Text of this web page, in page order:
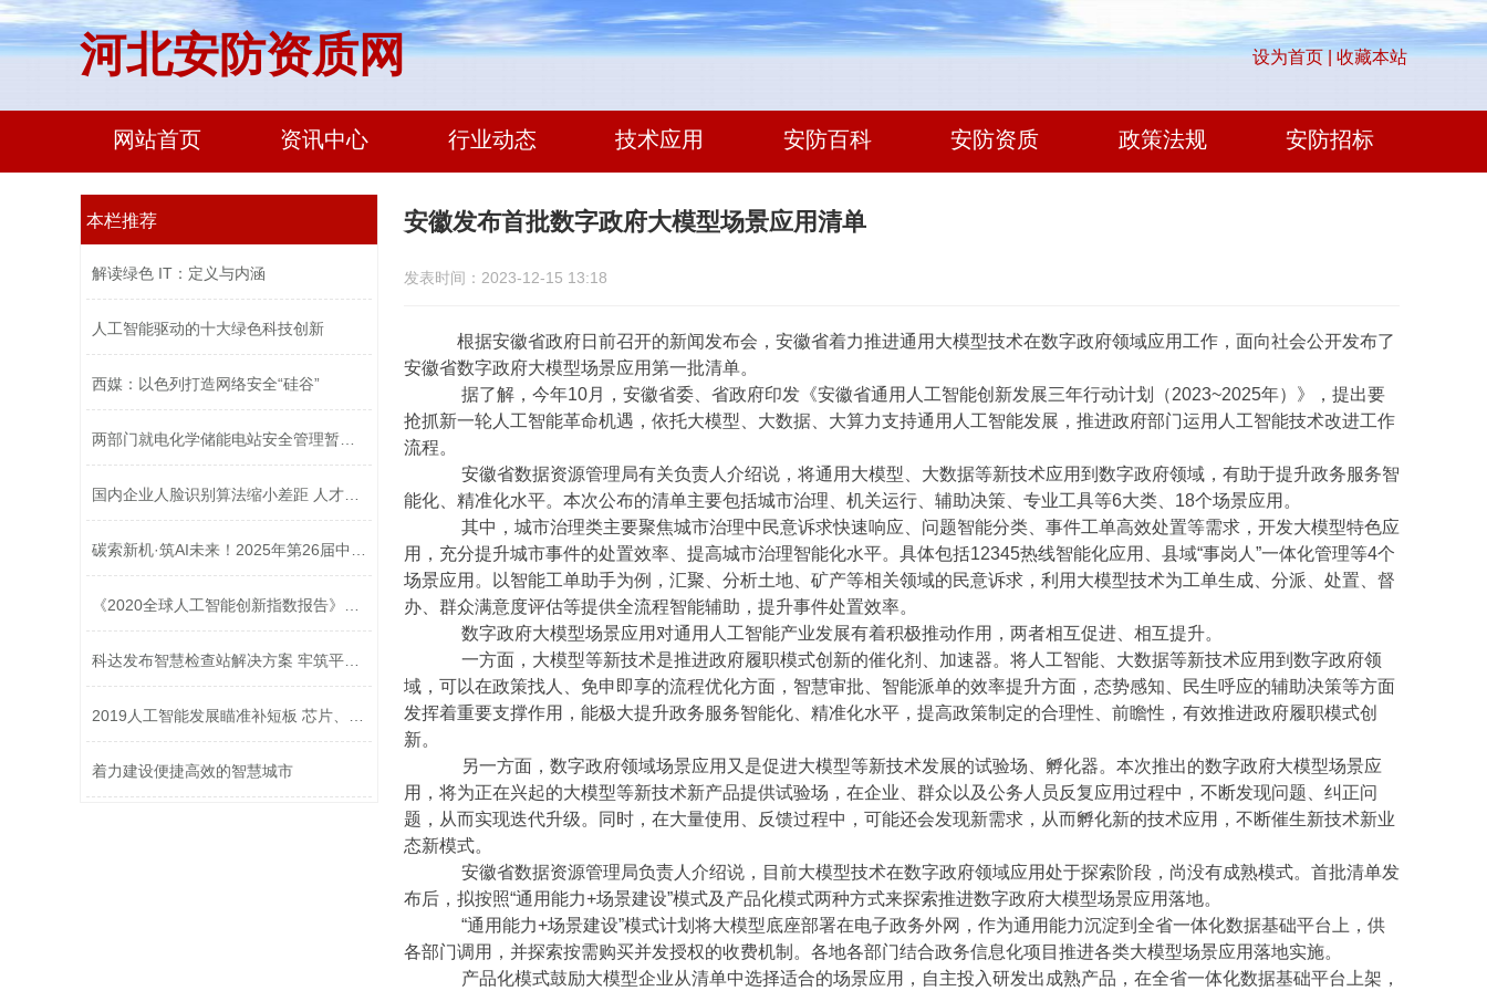
河北安防资质网 设为首页 | 收藏本站
网站首页 资讯中心 行业动态 技术应用 安防百科 安防资质 政策法规 安防招标
本栏推荐
解读绿色 IT：定义与内涵
人工智能驱动的十大绿色科技创新
西媒：以色列打造网络安全“硅谷”
着力建设便捷高效的智慧城市
安徽发布首批数字政府大模型场景应用清单
发表时间：2023-12-15 13:18
根据安徽省政府日前召开的新闻发布会，安徽省着力推进通用大模型技术在数字政府领域应用工作，面向社会公开发布了
安徽省数字政府大模型场景应用第一批清单。
据了解，今年10月，安徽省委、省政府印发《安徽省通用人工智能创新发展三年行动计划（2023~2025年）》，提出要
抢抓新一轮人工智能革命机遇，依托大模型、大数据、大算力支持通用人工智能发展，推进政府部门运用人工智能技术改进工作
流程。
安徽省数据资源管理局有关负责人介绍说，将通用大模型、大数据等新技术应用到数字政府领域，有助于提升政务服务智
能化、精准化水平。本次公布的清单主要包括城市治理、机关运行、辅助决策、专业工具等6大类、18个场景应用。
其中，城市治理类主要聚焦城市治理中民意诉求快速响应、问题智能分类、事件工单高效处置等需求，开发大模型特色应
用，充分提升城市事件的处置效率、提高城市治理智能化水平。具体包括12345热线智能化应用、县域“事岗人”一体化管理等4个
场景应用。以智能工单助手为例，汇聚、分析土地、矿产等相关领域的民意诉求，利用大模型技术为工单生成、分派、处置、督
办、群众满意度评估等提供全流程智能辅助，提升事件处置效率。
数字政府大模型场景应用对通用人工智能产业发展有着积极推动作用，两者相互促进、相互提升。
一方面，大模型等新技术是推进政府履职模式创新的催化剂、加速器。将人工智能、大数据等新技术应用到数字政府领
域，可以在政策找人、免申即享的流程优化方面，智慧审批、智能派单的效率提升方面，态势感知、民生呼应的辅助决策等方面
发挥着重要支撑作用，能极大提升政务服务智能化、精准化水平，提高政策制定的合理性、前瞻性，有效推进政府履职模式创
新。
另一方面，数字政府领域场景应用又是促进大模型等新技术发展的试验场、孵化器。本次推出的数字政府大模型场景应
用，将为正在兴起的大模型等新技术新产品提供试验场，在企业、群众以及公务人员反复应用过程中，不断发现问题、纠正问
题，从而实现迭代升级。同时，在大量使用、反馈过程中，可能还会发现新需求，从而孵化新的技术应用，不断催生新技术新业
态新模式。
安徽省数据资源管理局负责人介绍说，目前大模型技术在数字政府领域应用处于探索阶段，尚没有成熟模式。首批清单发
布后，拟按照“通用能力+场景建设”模式及产品化模式两种方式来探索推进数字政府大模型场景应用落地。
“通用能力+场景建设”模式计划将大模型底座部署在电子政务外网，作为通用能力沉淀到全省一体化数据基础平台上，供
各部门调用，并探索按需购买并发授权的收费机制。各地各部门结合政务信息化项目推进各类大模型场景应用落地实施。
产品化模式鼓励大模型企业从清单中选择适合的场景应用，自主投入研发出成熟产品，在全省一体化数据基础平台上架，